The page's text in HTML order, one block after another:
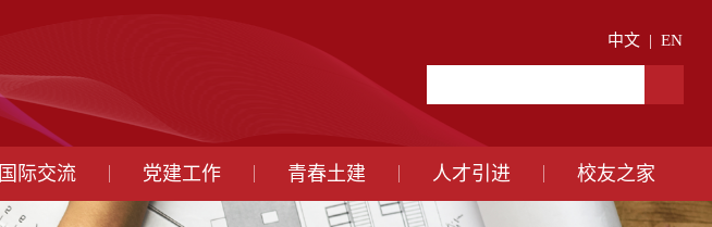
中文 | EN
国际交流 党建工作 青春土建 人才引进 校友之家